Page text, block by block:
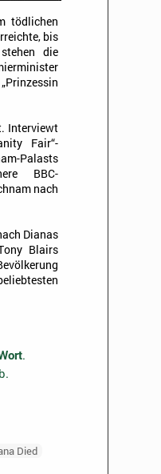
tödlichen
bis
die
Interviewt
Fair“-
Palasts
BBC-
nach
Dianas
Blairs
.
Died